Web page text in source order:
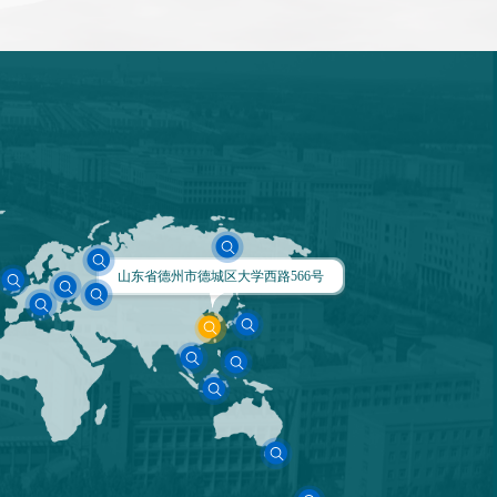
山东省德州市德城区大学西路566号